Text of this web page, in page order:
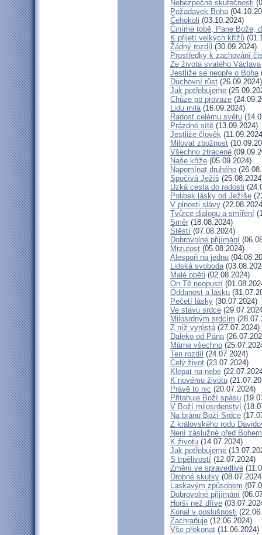
Nebezpečné skutečnosti
Požadavek Boha
Čehokoli (03.10.2024)
Činíme tobě, Pane Bože,
K přijetí velkých křížů
Žádný rozdíl (30.09.2024)
Prostředky k zachování
Ze života svatého Václava
Jestliže se neopře o Boha
Duchovní růst (26.09.2024)
Jak potřebujeme
Chůze po provaze
Lidu milá(16.09.2024)
Radost celému světu
Prázdné sítě (13.09.2024)
Jestliže člověk
Milovat zbožnost
Všechno ztracené
Naše kříže (05.09.2024)
Napomínat druhého
Spočívá Ježíš
Úzká cesta do radosti
Polibek lásky od Ježíše
V plnosti slávy
Tvůrce dialogu a smíření
Směr (18.08.2024)
Štěstí (07.08.2024)
Dobrovolné přijímání
Mrzutost (05.08.2024)
Alespoň na jednu
Lidská svoboda
Malé oběti (02.08.2024)
On Tě neopustí
Oddanost a lásku
Pečetí lásky (30.07.2024)
Ve stavu srdce
Milosrdným srdcím
Z níž vyrůstá(27.07.2024)
Daleko od Pána
Máme všechno
Ten rozdíl (24.07.2024)
Celý život (23.07.2024)
Klepat na nebe
K novému životu
Právě to nic (20.07.2024)
Přitahuje Boží spásu
V Boží milosrdenství
Na bránu Boží Srdce
Z královského rodu
Není záslužné před Bohem
K životu (14.07.2024)
Jak potřebujeme
S trpělivostí (12.07.2024)
Změní ve spravedlivé
Drobné skutky
Laskavým způsobem
Dobrovolné přijímání
Horší než dříve
Konal v poslušnosti
Zachraňuje (12.06.2024)
Vše překonat (11.06.2024)